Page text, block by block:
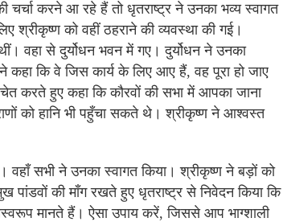
चर्चा करने आ रहे हैं तो धृतराष्ट्र ने उनका भव्य स्वागत
श्रीकृष्ण को वहीं ठहराने की व्यवस्था की गई।
वहा से दुर्योधन भवन में गए। दुर्योधन ने उनका
कहा कि वे जिस कार्य के लिए आए हैं, वह पूरा हो जाए
करते हुए कहा कि कौरवों की सभा में आपका जाना
को हानि भी पहुँचा सकते थे। श्रीकृष्ण ने आश्वस्त
सभी ने उनका स्वागत किया। श्रीकृष्ण ने बड़ों को
की माँग रखते हुए धृतराष्ट्र से निवेदन किया कि
मानते हैं। ऐसा उपाय करें, जिससे आप भाग्शाली